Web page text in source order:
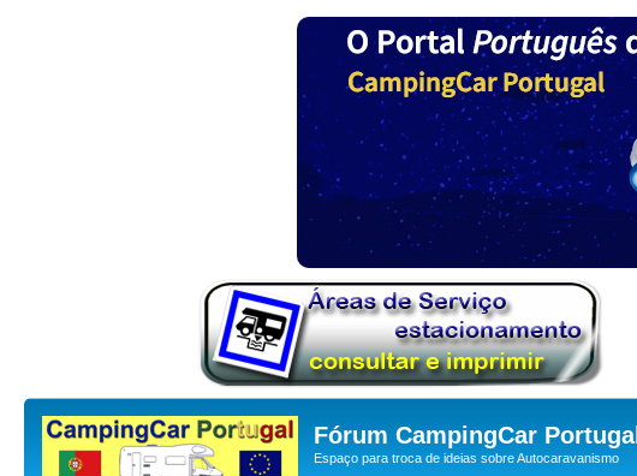
Fórum CampingCar Portugal
Espaço para troca de ideias sobre Autocaravanismo